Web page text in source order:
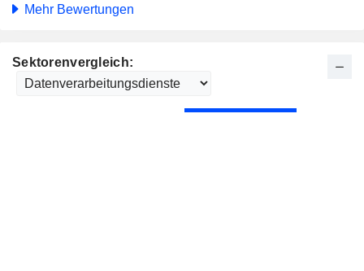
Mehr Bewertungen
Sektorenvergleich: